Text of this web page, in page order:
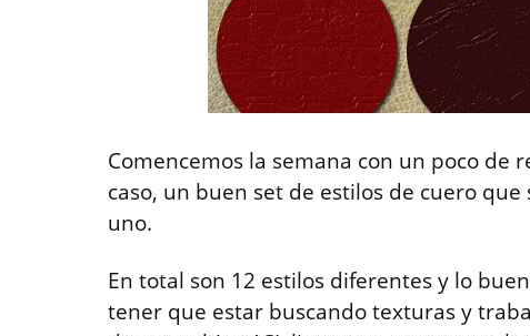
Comencemos la semana con un poco de
caso, un buen set de estilos de cuero
uno.
En total son 12 estilos diferentes y lo
tener que estar buscando texturas y